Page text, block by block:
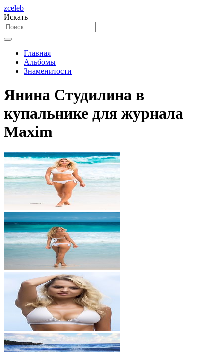
zceleb
Искать
Главная
Альбомы
Знаменитости
Янина Студилина в
купальнике для журнала
Maxim